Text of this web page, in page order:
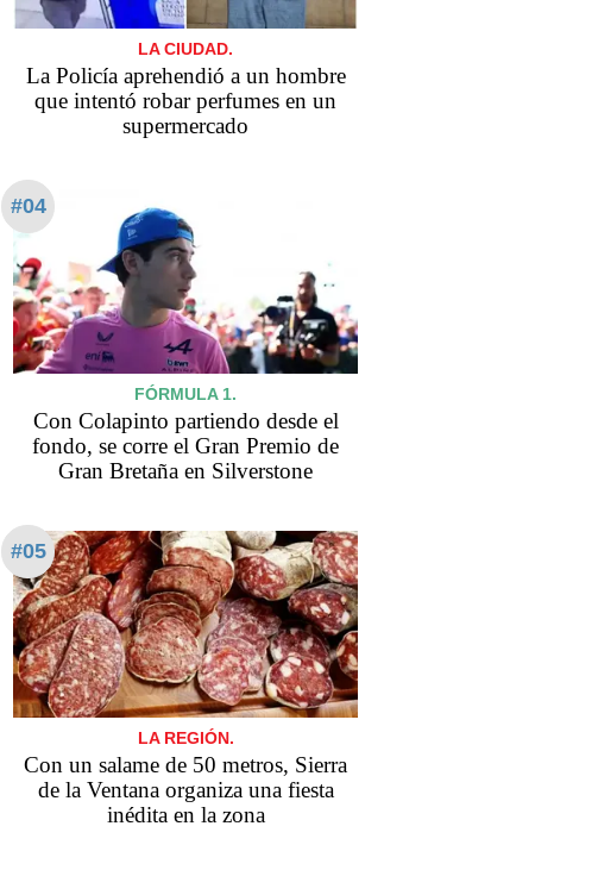
LA CIUDAD.
La Policía aprehendió a un hombre
que intentó robar perfumes en un
supermercado
#04
FÓRMULA 1.
Con Colapinto partiendo desde el
fondo, se corre el Gran Premio de
Gran Bretaña en Silverstone
#05
LA REGIÓN.
Con un salame de 50 metros, Sierra
de la Ventana organiza una fiesta
inédita en la zona